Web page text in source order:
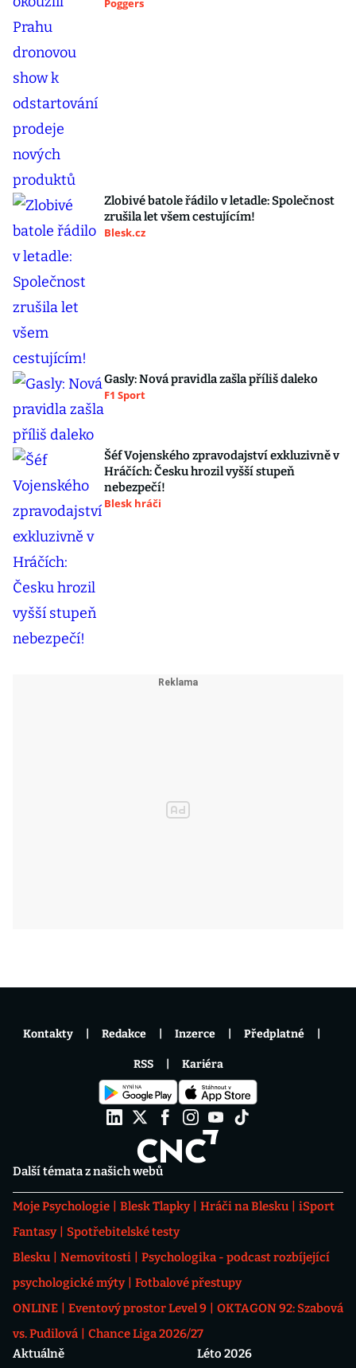
Poggers
Zlobivé batole řádilo v letadle: Společnost
zrušila let všem cestujícím!
Blesk.cz
Gasly: Nová pravidla zašla příliš daleko
F1 Sport
Šéf Vojenského zpravodajství exkluzivně v
Hráčích: Česku hrozil vyšší stupeň
nebezpečí!
Blesk hráči
Další témata z našich webů
Moje Psychologie Blesk Tlapky Hráči na Blesku
iSport
Fantasy
Spotřebitelské testy
Blesku
Nemovitosti
Psychologika - podcast rozbíjející
psychologické mýty
Fotbalové přestupy
ONLINE
Eventový prostor Level 9
OKTAGON 92: Szabová
vs. Pudilová
Chance Liga 2026/27
Aktuálně
Léto 2026
Kontakty Redakce Inzerce Předplatné
RSS Kariéra